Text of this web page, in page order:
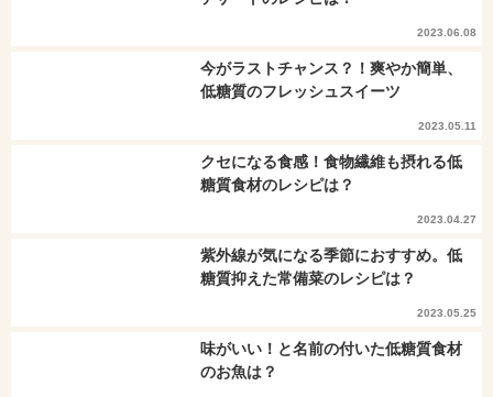
2023.06.08
今がラストチャンス？！爽やか簡単、
低糖質のフレッシュスイーツ
2023.05.11
クセになる食感！食物繊維も摂れる低
糖質食材のレシピは？
2023.04.27
紫外線が気になる季節におすすめ。低
糖質抑えた常備菜のレシピは？
2023.05.25
味がいい！と名前の付いた低糖質食材
のお魚は？